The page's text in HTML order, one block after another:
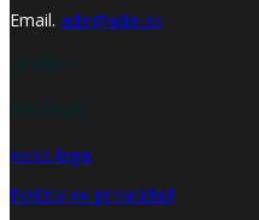
Email. adin@adin.es
SÍGUENOS
INFO LEGAL
Aviso legal
Política de privacidad